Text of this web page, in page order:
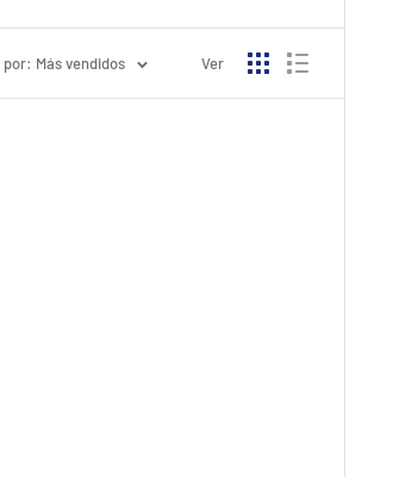
Más vendidos Ver